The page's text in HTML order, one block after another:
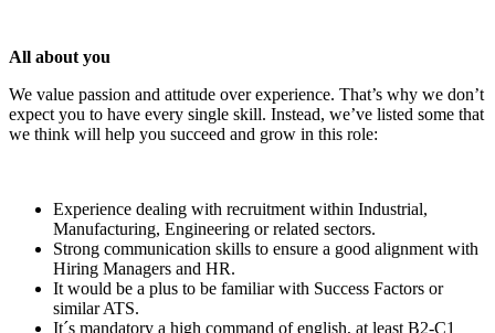
All about you
We value passion and attitude over experience. That’s why we don’t
expect you to have every single skill. Instead, we’ve listed some that
we think will help you succeed and grow in this role:
Experience dealing with recruitment within Industrial,
Manufacturing, Engineering or related sectors.
Strong communication skills to ensure a good alignment with
Hiring Managers and HR.
It would be a plus to be familiar with Success Factors or
similar ATS.
It´s mandatory a high command of english, at least B2-C1